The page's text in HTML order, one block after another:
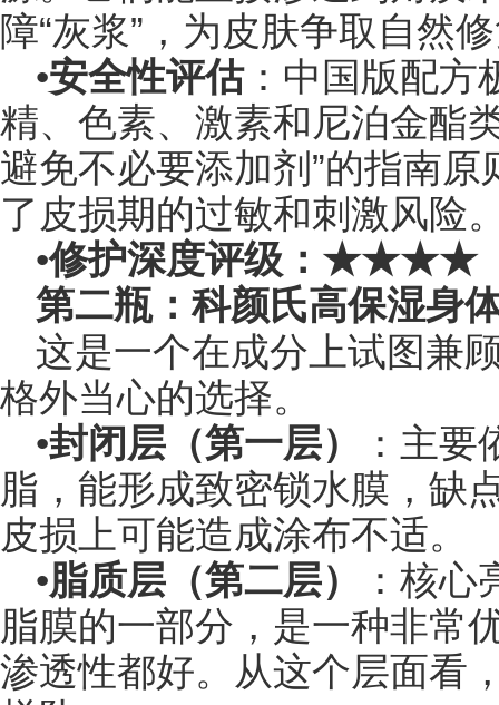
障“灰浆”，为皮肤争取自然
•安全性评估：中国版配方
精、色素、激素和尼泊金酯
避免不必要添加剂”的指南
了皮损期的过敏和刺激风险
•修护深度评级：★★★★
第二瓶：科颜氏高保湿身
这是一个在成分上试图兼
格外当心的选择。
•封闭层（第一层）
：主要
脂，能形成致密锁水膜，缺
皮损上可能造成涂布不适。
•脂质层（第二层）
：核心
脂膜的一部分，是一种非常
渗透性都好。从这个层面看